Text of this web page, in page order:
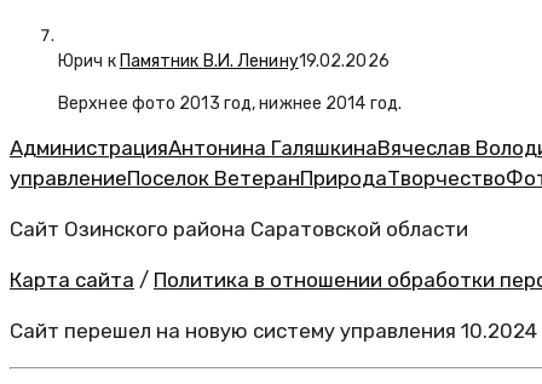
Юрич к Памятник В.И. Ленину19.02.2026
Верхнее фото 2013 год, нижнее 2014 год.
АдминистрацияАнтонина ГаляшкинаВячеслав
управлениеПоселок ВетеранПриродаТворчество
Сайт Озинского района Саратовской области
Карта сайта / Политика в отношении обработки
Сайт перешел на новую систему управления 10.2024